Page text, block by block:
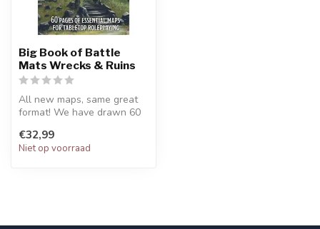
Big Book of Battle
Mats Wrecks & Ruins
All new maps, same great
format! We have drawn 60
on all...
€32,99
Niet op voorraad